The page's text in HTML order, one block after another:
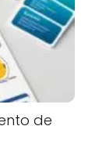
de